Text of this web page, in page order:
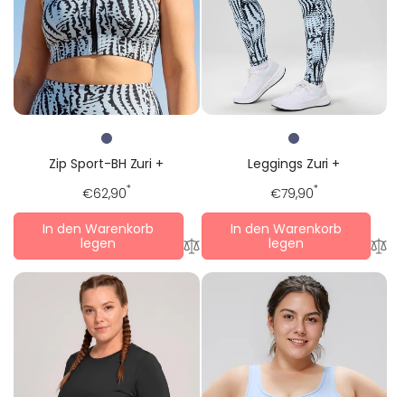
Zip Sport-BH Zuri +
Regulärer
Preis
€62,90*
In den Warenkorb
legen
Leggings Zuri +
Regulärer
Preis
€79,90*
In den Warenkorb
legen